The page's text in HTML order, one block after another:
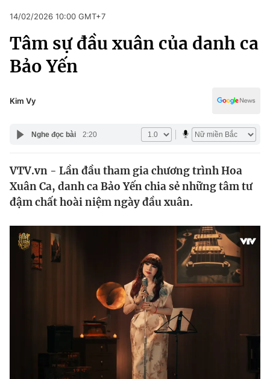
Chuyên mục
Chính trị
Pháp luật
Thế giới
Tin tức
Thế giới đó đây
Câu chuyện quốc tế
Kinh tế
Tài chính
Dữ liệu và đời sống
Phim VTV
Hậu trường
Pháp luật
Kinh tế
Thể thao
Truyền hình
Công nghệ
14/02/2026 10:00 GMT+7
Tâm sự đầu xuân của danh ca
Bảo Yến
Kim Vy
Nghe đọc bài 2:20
VTV.vn - Lần đầu tham gia chương trình Hoa
Xuân Ca, danh ca Bảo Yến chia sẻ những tâm tư
đậm chất hoài niệm ngày đầu xuân.